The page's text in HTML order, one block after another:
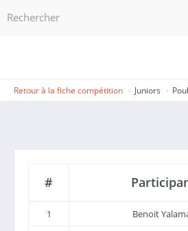
Retour à la fiche compétition Juniors
#
1 Benoit